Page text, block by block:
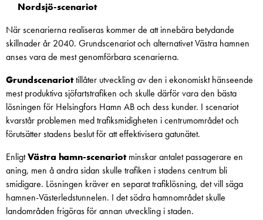
Nordsjö-scenariot
När scenarierna realiseras kommer de att innebära betydande
skillnader år 2040. Grundscenariot och alternativet Västra hamnen
anses vara de mest genomförbara scenarierna.
Grundscenariottillåter utveckling av den i ekonomiskt hänseende
mest produktiva sjöfartstrafiken och skulle därför vara den bästa
lösningen för Helsingfors Hamn AB och dess kunder. I scenariot
kvarstår problemen med trafiksmidigheten i centrumområdet och
förutsätter stadens beslut för att effektivisera gatunätet.
EnligtVästra hamn-scenariotminskar antalet passagerare en
aning, men å andra sidan skulle trafiken i stadens centrum bli
smidigare. Lösningen kräver en separat trafiklösning, det vill säga
hamnen-Västerledstunnelen. I det södra hamnområdet skulle
landområden frigöras för annan utveckling i staden.